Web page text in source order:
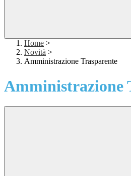
Home >
Novità >
Amministrazione Trasparente
Amministrazione